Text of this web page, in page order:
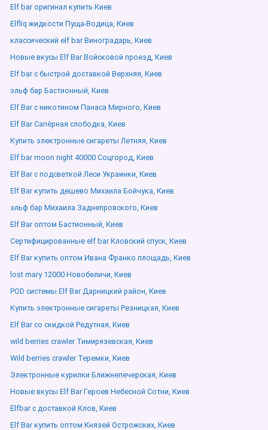
Elf bar оригинал купить Киев
Elfliq жидкости Пуща-Водица, Киев
классический elf bar Виноградарь, Киев
Новые вкусы Elf Bar Войсковой проезд, Киев
Elf bar с быстрой доставкой Верхняя, Киев
эльф бар Бастионный, Киев
Elf Bar с никотином Панаса Мирного, Киев
Elf Bar Сапёрная слободка, Киев
Купить электронные сигареты Летняя, Киев
Elf bar moon night 40000 Соцгород, Киев
Elf Bar с подсветкой Леси Украинки, Киев
Elf Bar купить дешево Михаила Бойчука, Киев
эльф бар Михаила Заднепровского, Киев
Elf Bar оптом Бастионный, Киев
Сертифицированные elf bar Кловский спуск, Киев
Elf Bar купить оптом Ивана Франко площадь, Киев
lost mary 12000 Новобеличи, Киев
POD системы Elf Bar Дарницкий район, Киев
Купить электронные сигареты Резницкая, Киев
Elf Bar со скидкой Редутная, Киев
wild berries crawler Тимирязевская, Киев
Wild berries crawler Теремки, Киев
Электронные курилки Ближнепечерская, Киев
Новые вкусы Elf Bar Героев Небесной Сотни, Киев
Elfbar с доставкой Клов, Киев
Elf Bar купить оптом Князей Острожских, Киев